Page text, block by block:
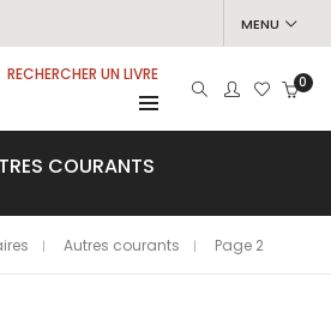
MENU
RECHERCHER UN LIVRE 0
COURANTS
Autres courants Page 2